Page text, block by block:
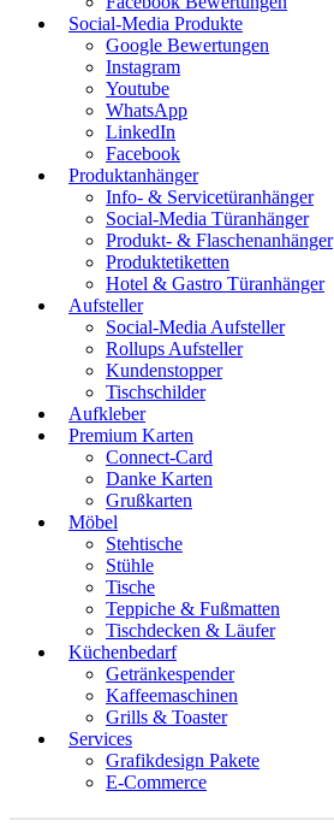
Social-Media Produkte
Google Bewertungen
Instagram
Youtube
WhatsApp
LinkedIn
Facebook
Produktanhänger
Info- & Servicetüranhänger
Social-Media Türanhänger
Produkt- & Flaschenanhänger
Produktetiketten
Hotel & Gastro Türanhänger
Aufsteller
Social-Media Aufsteller
Rollups Aufsteller
Kundenstopper
Tischschilder
Aufkleber
Premium Karten
Connect-Card
Danke Karten
Grußkarten
Möbel
Stehtische
Stühle
Tische
Teppiche & Fußmatten
Tischdecken & Läufer
Küchenbedarf
Getränkespender
Kaffeemaschinen
Grills & Toaster
Services
Grafikdesign Pakete
E-Commerce